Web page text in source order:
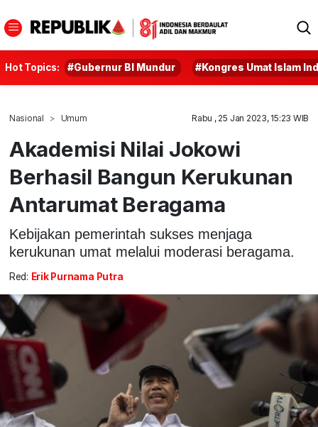
Hot Topics: #Gubernur BI Mundur #Kongres Umat Islam
Nasional Umum Rabu , 25 Jan 2023, 15:23 WIB
Akademisi Nilai Jokowi
Berhasil Bangun Kerukunan
Antarumat Beragama
Kebijakan pemerintah sukses menjaga
kerukunan umat melalui moderasi beragama.
Red: Erik Purnama Putra